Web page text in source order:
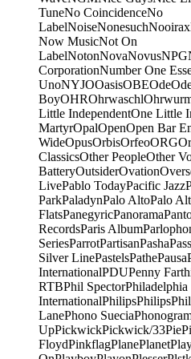
TuneNo CoincidenceNo
LabelNoiseNonesuchNooirax
Now MusicNot On
LabelNotonNovaNovusNPG
CorporationNumber One
UnoNYJOOasisOBEOde
BoyOHROhrwaschl
Little IndependentOne Little
MartyrOpalOpenOpen Bar
WideOpusOrbisOrfeoORG
ClassicsOther PeopleOther
BatteryOutsiderOvation
LivePablo TodayPacific Jazz
ParkPaladynPalo AltoPalo
FlatsPanegyricPanorama
RecordsParis Album
SeriesParrotPartisanPasha
Silver LinePastelsPathePausa
InternationalPDUPenny
RTBPhil SpectorPhiladelphia
InternationalPhilipsPhilips
LanePhono Suecia
UpPickwickPickwick/33Pie
FloydPinkflagPlanePlanet